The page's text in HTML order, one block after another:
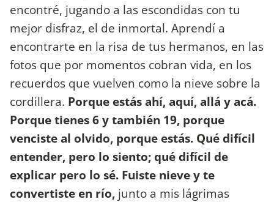
encontré, jugando a las escondidas con tu
mejor disfraz, el de inmortal. Aprendí a
encontrarte en la risa de tus hermanos, en las
fotos que por momentos cobran vida, en los
recuerdos que vuelven como la nieve sobre la
cordillera. Porque estás ahí, aquí, allá y acá.
Porque tienes 6 y también 19, porque
venciste al olvido, porque estás. Qué difícil
entender, pero lo siento; qué difícil de
explicar pero lo sé. Fuiste nieve y te
convertiste en río, junto a mis lágrimas